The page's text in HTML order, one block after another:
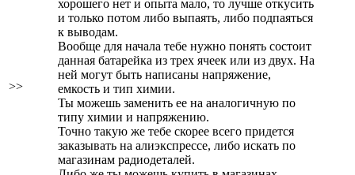
>>
хорошего нет и опыта мало, то лучше откусить
и только потом либо выпаять, либо подпаяться
к выводам.
Вообще для начала тебе нужно понять состоит
данная батарейка из трех ячеек или из двух. На
ней могут быть написаны напряжение,
емкость и тип химии.
Ты можешь заменить ее на аналогичную по
типу химии и напряжению.
Точно такую же тебе скорее всего придется
заказывать на алиэкспрессе, либо искать по
магазинам радиодеталей.